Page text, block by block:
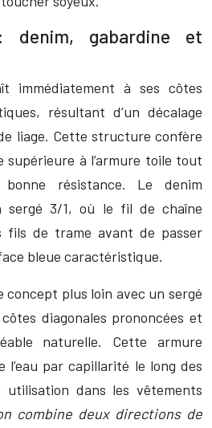
denim, gabardine et
immédiatement à ses côtes
résultant d’un décalage
liage. Cette structure confère
supérieure à l’armure toile tout
résistance. Le denim
sergé 3/1, où le fil de chaîne
fils de trame avant de passer
bleue caractéristique.
concept plus loin avec un sergé
diagonales prononcées et
naturelle. Cette armure
l’eau par capillarité le long des
utilisation dans les vêtements
combine deux directions de